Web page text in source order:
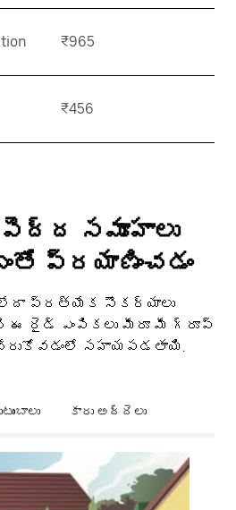
₹965
₹456
సమూహాలు
ప్రయాణించడం
లేదా ప్రత్యేక సౌకర్యాలు
రైడ్ ఎంపికలు మీరూ మీ గ్రూప్
సహాయపడతాయి.
కారు అద్దెలు